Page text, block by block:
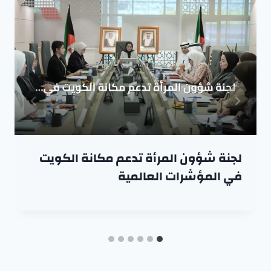
لجنة شؤون المرأة تدعم مكانة الكويت
في المؤشرات العالمية